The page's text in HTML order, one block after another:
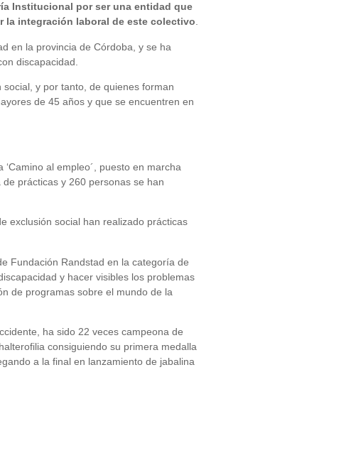
Institucional por ser una entidad que
la integración laboral de este colectivo.
en la provincia de Córdoba, y se ha
discapacidad.
y por tanto, de quienes forman
de 45 años y que se encuentren en
al empleo´, puesto en marcha
prácticas y 260 personas se han
exclusión social han realizado prácticas
Fundación Randstad en la categoría de
y hacer visibles los problemas
de programas sobre el mundo de la
ha sido 22 veces campeona de
consiguiendo su primera medalla
a la final en lanzamiento de jabalina